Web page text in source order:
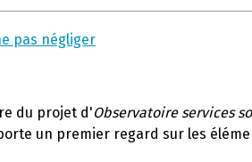
pas négliger
du projet d'Observatoire services
un premier regard sur les